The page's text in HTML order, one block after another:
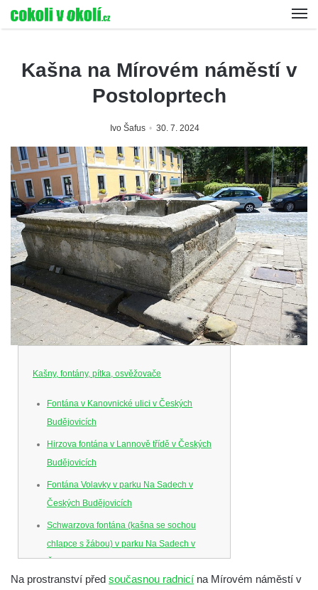
Kašna na Mírovém náměstí v
Postoloprtech
Ivo Šafus 30. 7. 2024
Kašny, fontány, pítka, osvěžovače
Fontána v Kanovnické ulici v Českých
Budějovicích
Hirzova fontána v Lannově třídě v Českých
Budějovicích
Fontána Volavky v parku Na Sadech v
Českých Budějovicích
Schwarzova fontána (kašna se sochou
chlapce s žábou) v parku Na Sadech v
Českých Budějovicích
Kašna v parku Na Sadech u Pražské třídy v
Na prostranství před současnou radnicí na Mírovém náměstí v